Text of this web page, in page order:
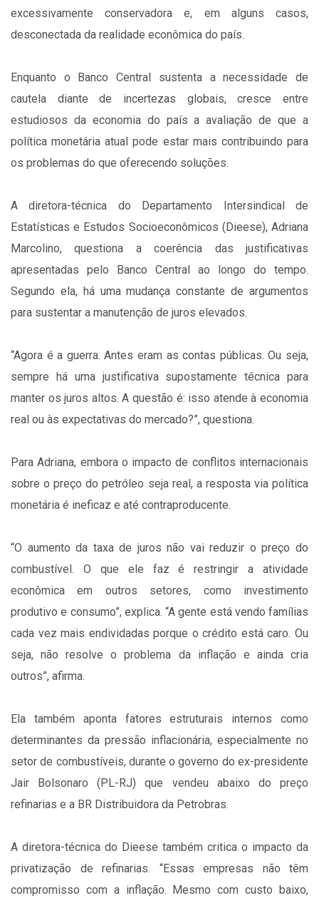
excessivamente conservadora e, em alguns casos,
desconectada da realidade econômica do país.
Enquanto o Banco Central sustenta a necessidade de
cautela diante de incertezas globais, cresce entre
estudiosos da economia do país a avaliação de que a
política monetária atual pode estar mais contribuindo para
os problemas do que oferecendo soluções.
A diretora-técnica do Departamento Intersindical de
Estatísticas e Estudos Socioeconômicos (Dieese), Adriana
Marcolino, questiona a coerência das justificativas
apresentadas pelo Banco Central ao longo do tempo.
Segundo ela, há uma mudança constante de argumentos
para sustentar a manutenção de juros elevados.
“Agora é a guerra. Antes eram as contas públicas. Ou seja,
sempre há uma justificativa supostamente técnica para
manter os juros altos. A questão é: isso atende à economia
real ou às expectativas do mercado?”, questiona.
Para Adriana, embora o impacto de conflitos internacionais
sobre o preço do petróleo seja real, a resposta via política
monetária é ineficaz e até contraproducente.
“O aumento da taxa de juros não vai reduzir o preço do
combustível. O que ele faz é restringir a atividade
econômica em outros setores, como investimento
produtivo e consumo”, explica. “A gente está vendo famílias
cada vez mais endividadas porque o crédito está caro. Ou
seja, não resolve o problema da inflação e ainda cria
outros”, afirma.
Ela também aponta fatores estruturais internos como
determinantes da pressão inflacionária, especialmente no
setor de combustíveis, durante o governo do ex-presidente
Jair Bolsonaro (PL-RJ) que vendeu abaixo do preço
refinarias e a BR Distribuidora da Petrobras.
A diretora-técnica do Dieese também critica o impacto da
privatização de refinarias. “Essas empresas não têm
compromisso com a inflação. Mesmo com custo baixo,